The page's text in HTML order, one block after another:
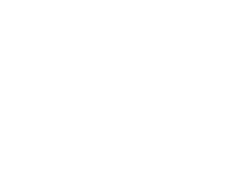
以内に発送しています
内に発送しています